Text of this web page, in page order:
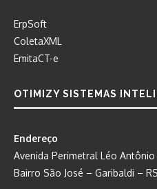
ErpSoft
ColetaXML
EmitaCT-e
OTIMIZY SISTEMAS
Endereço
Avenida Perimetral Léo
Bairro São José – Garibaldi –